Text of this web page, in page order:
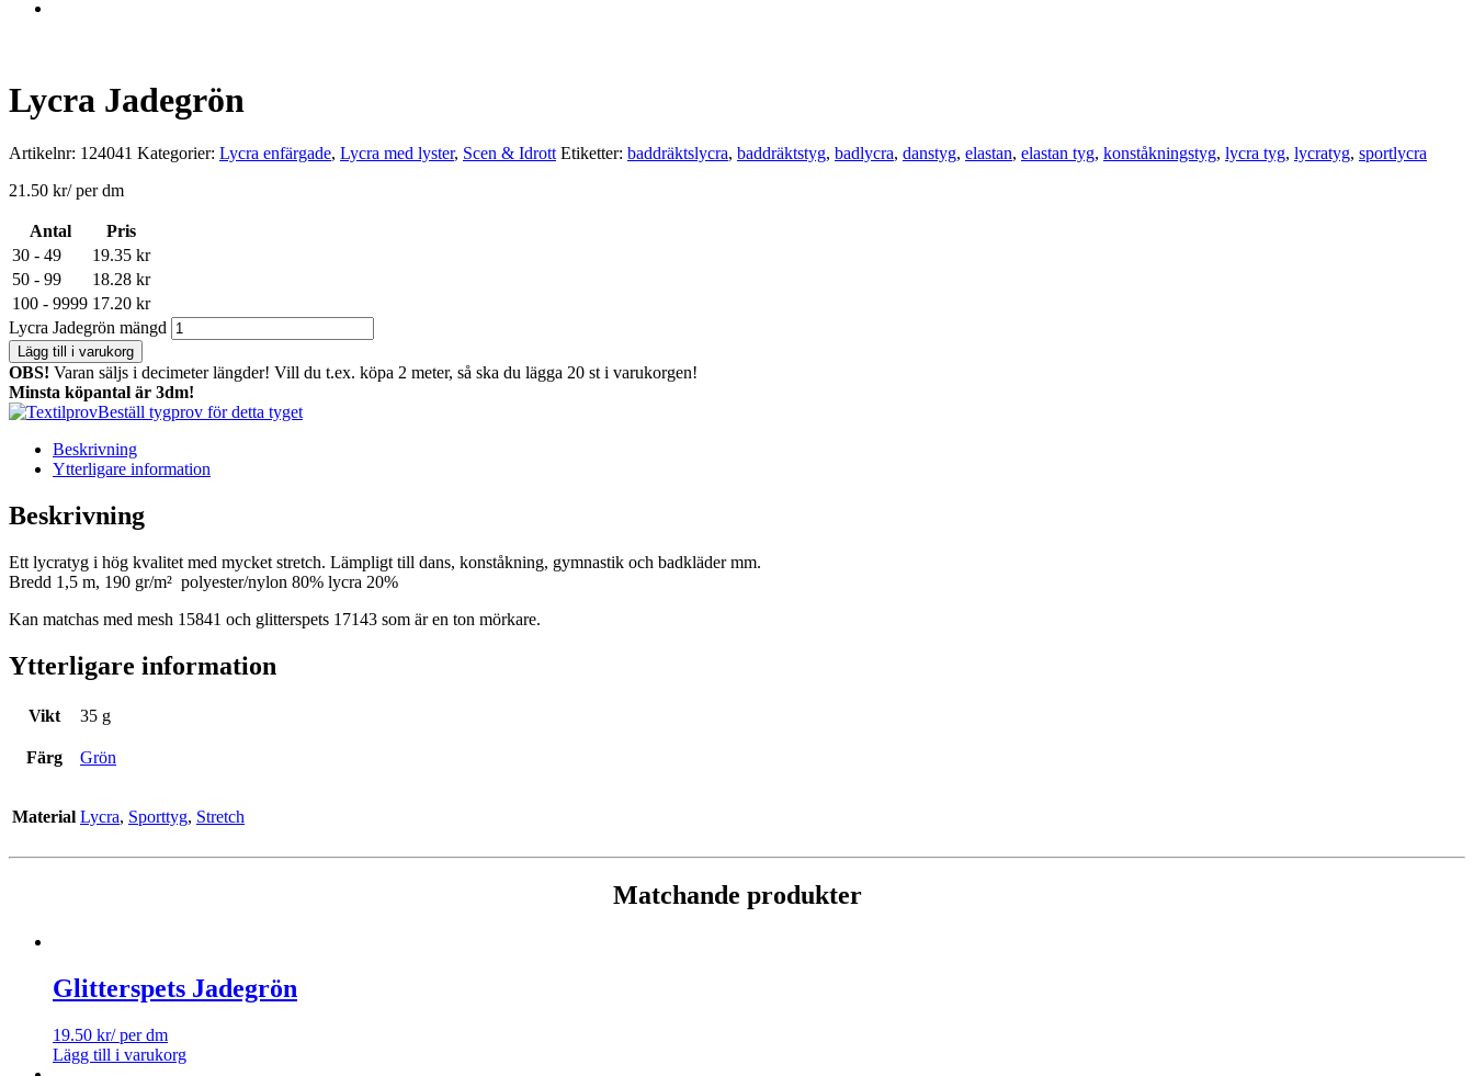
Lycra Jadegrön
Artikelnr: 124041 Kategorier: Lycra enfärgade, Lycra med lyster, Scen & Idrott Etiketter: baddräktslycra, baddräktstyg, badlycra, danstyg, elastan, elastan tyg, konståkningstyg, lycra tyg, lycratyg, sportlycra
21.50 kr/ per dm
Antal
Pris
30 - 49
19.35 kr
50 - 99
18.28 kr
100 - 9999 17.20 kr
Lycra Jadegrön mängd
Lägg till i varukorg
OBS! Varan säljs i decimeter längder! Vill du t.ex. köpa 2 meter, så ska du lägga 20 st i varukorgen!
Minsta köpantal är 3dm!
Beställ tygprov för detta tyget
Beskrivning
Ytterligare information
Beskrivning
Ett lycratyg i hög kvalitet med mycket stretch. Lämpligt till dans, konståkning, gymnastik och badkläder mm.
Bredd 1,5 m, 190 gr/m² polyester/nylon 80% lycra 20%
Kan matchas med mesh 15841 och glitterspets 17143 som är en ton mörkare.
Ytterligare information
Vikt 35 g
Färg Grön
Material Lycra, Sporttyg, Stretch
Matchande produkter
Glitterspets Jadegrön
19.50 kr/ per dm
Lägg till i varukorg